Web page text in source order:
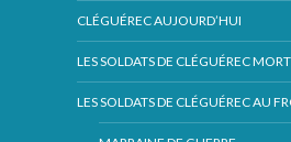
CLÉGUÉREC AUJOURD’HUI
LES SOLDATS DE CLÉGUÉREC
LES SOLDATS DE CLÉGUÉREC AU